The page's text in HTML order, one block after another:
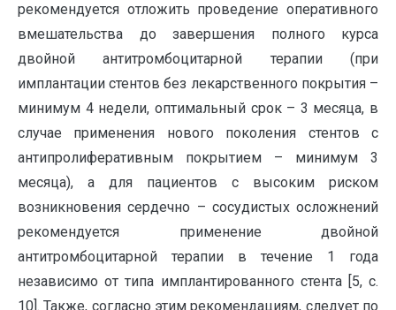
рекомендуется отложить проведение оперативного
вмешательства до завершения полного курса
двойной антитромбоцитарной терапии (при
имплантации стентов без лекарственного покрытия –
минимум 4 недели, оптимальный срок – 3 месяца, в
случае применения нового поколения стентов с
антипролиферативным покрытием – минимум 3
месяца), а для пациентов с высоким риском
возникновения сердечно – сосудистых осложнений
рекомендуется применение двойной
антитромбоцитарной терапии в течение 1 года
независимо от типа имплантированного стента [5, с.
10]. Также, согласно этим рекомендациям, следует по